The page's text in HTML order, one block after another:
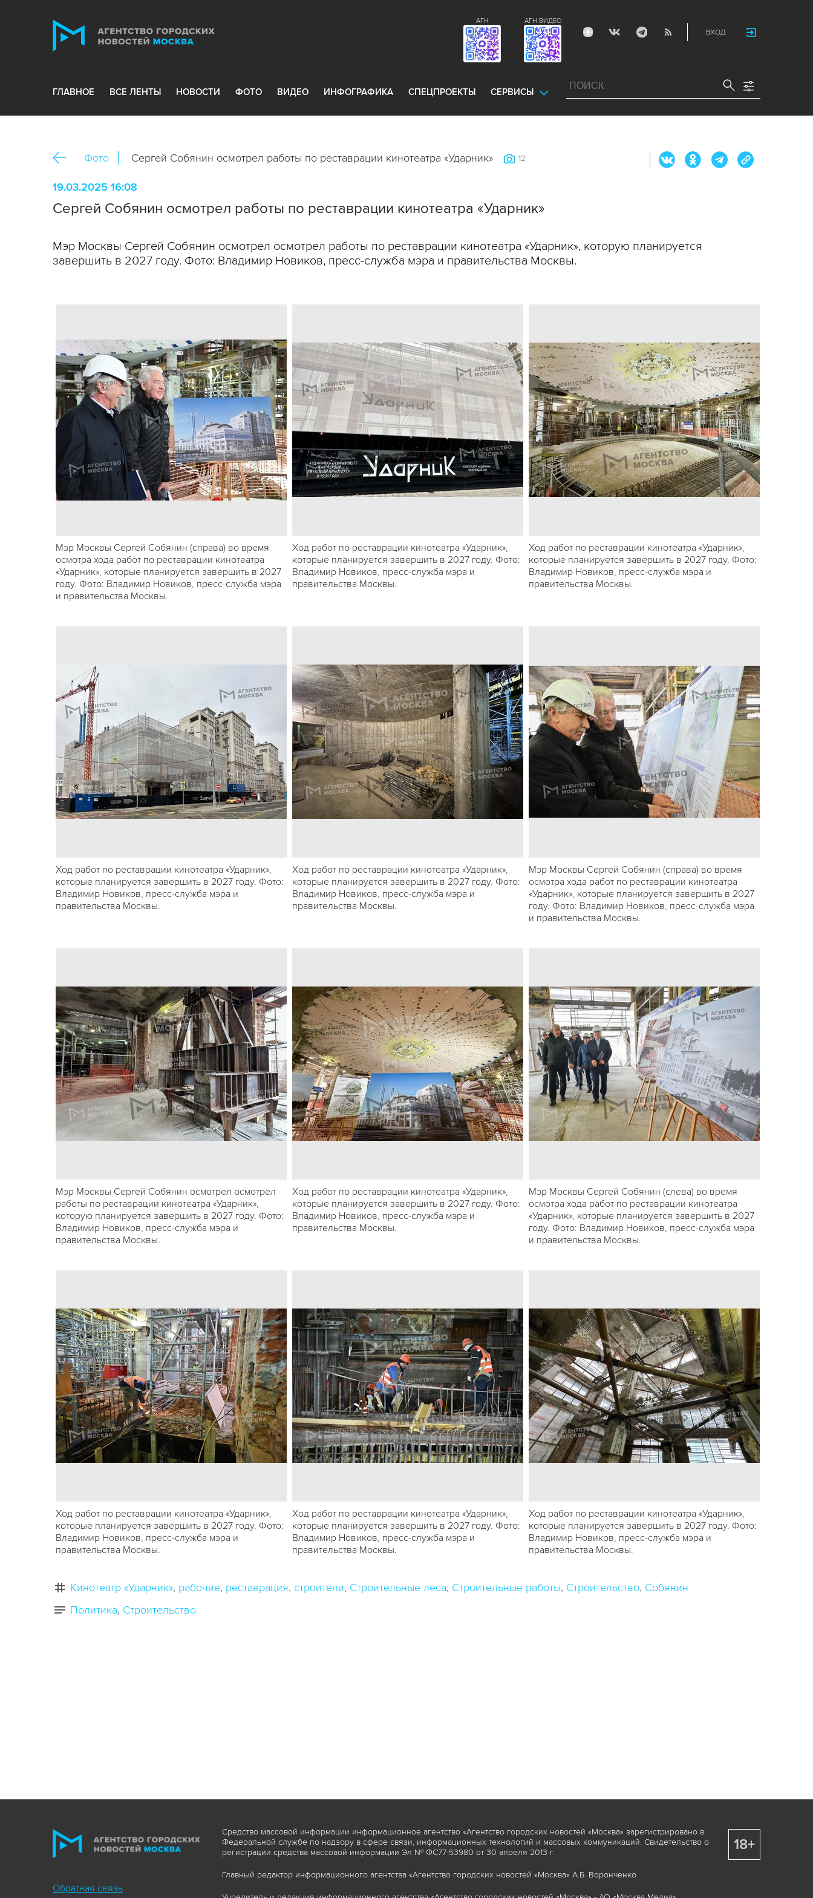
ВХОД
АГН ВИДЕО
АГН
ГЛАВНОЕ ВСЕ ЛЕНТЫ НОВОСТИ ФОТО ВИДЕО ИНФОГРАФИКА СПЕЦПРОЕКТЫ СЕРВИСЫ
Фото Сергей Собянин осмотрел работы по реставрации кинотеатра «Ударник» 12
19.03.2025 16:08
Сергей Собянин осмотрел работы по реставрации кинотеатра «Ударник»
Мэр Москвы Сергей Собянин осмотрел осмотрел работы по реставрации кинотеатра «Ударник», которую планируется
завершить в 2027 году. Фото: Владимир Новиков, пресс-служба мэра и правительства Москвы.
Мэр Москвы Сергей Собянин (справа) во время
осмотра хода работ по реставрации кинотеатра
«Ударник», которые планируется завершить в 2027
году. Фото: Владимир Новиков, пресс-служба мэра
и правительства Москвы.
Ход работ по реставрации кинотеатра «Ударник»,
которые планируется завершить в 2027 году. Фото:
Владимир Новиков, пресс-служба мэра и
правительства Москвы.
Ход работ по реставрации кинотеатра «Ударник»,
которые планируется завершить в 2027 году. Фото:
Владимир Новиков, пресс-служба мэра и
правительства Москвы.
Ход работ по реставрации кинотеатра «Ударник»,
которые планируется завершить в 2027 году. Фото:
Владимир Новиков, пресс-служба мэра и
правительства Москвы.
Ход работ по реставрации кинотеатра «Ударник»,
которые планируется завершить в 2027 году. Фото:
Владимир Новиков, пресс-служба мэра и
правительства Москвы.
Мэр Москвы Сергей Собянин (справа) во время
осмотра хода работ по реставрации кинотеатра
«Ударник», которые планируется завершить в 2027
году. Фото: Владимир Новиков, пресс-служба мэра
и правительства Москвы.
Мэр Москвы Сергей Собянин осмотрел осмотрел
работы по реставрации кинотеатра «Ударник»,
которую планируется завершить в 2027 году. Фото:
Владимир Новиков, пресс-служба мэра и
правительства Москвы.
Ход работ по реставрации кинотеатра «Ударник»,
которые планируется завершить в 2027 году. Фото:
Владимир Новиков, пресс-служба мэра и
правительства Москвы.
Мэр Москвы Сергей Собянин (слева) во время
осмотра хода работ по реставрации кинотеатра
«Ударник», которые планируется завершить в 2027
году. Фото: Владимир Новиков, пресс-служба мэра
и правительства Москвы.
Ход работ по реставрации кинотеатра «Ударник»,
которые планируется завершить в 2027 году. Фото:
Владимир Новиков, пресс-служба мэра и
правительства Москвы.
Ход работ по реставрации кинотеатра «Ударник»,
которые планируется завершить в 2027 году. Фото:
Владимир Новиков, пресс-служба мэра и
правительства Москвы.
Ход работ по реставрации кинотеатра «Ударник»,
которые планируется завершить в 2027 году. Фото:
Владимир Новиков, пресс-служба мэра и
правительства Москвы.
Кинотеатр «Ударник» рабочие реставрация строители Строительные леса Строительные работы Строительство Собянин
Политика Строительство
Обратная связь
Средство массовой информации информационное агентство «Агентство городских новостей «Москва» зарегистрировано в
Федеральной службе по надзору в сфере связи, информационных технологий и массовых коммуникаций. Свидетельство о
регистрации средства массовой информации Эл № ФС77-53980 от 30 апреля 2013 г.
Главный редактор информационного агентства «Агентство городских новостей «Москва» А.Б. Воронченко.
18+